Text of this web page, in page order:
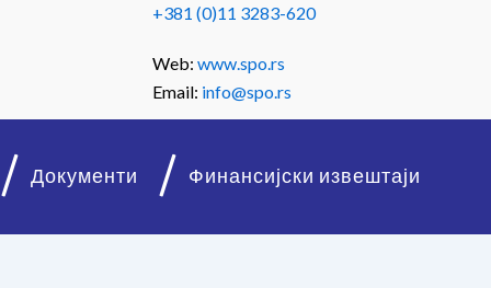
Документи Финансијски извештаји
+381 (0)11 3283-620
Web: www.spo.rs
Email: info@spo.rs